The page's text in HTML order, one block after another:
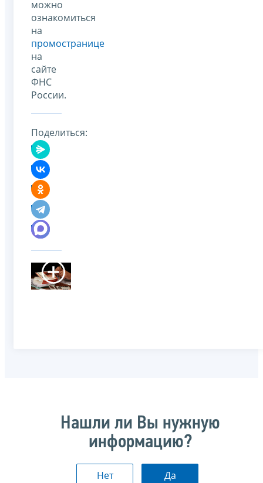
можно
ознакомиться
на
промостранице
на
сайте
ФНС
России.
Поделиться:
Нашли ли Вы нужную
информацию?
Нет Да